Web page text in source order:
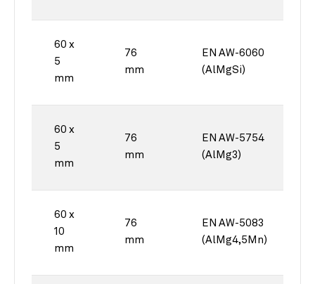
60 x
5
mm
76
mm
EN AW-6060
(AlMgSi)
60 x
5
mm
76
mm
EN AW-5754
(AlMg3)
60 x
10
mm
76
mm
EN AW-5083
(AlMg4,5Mn)